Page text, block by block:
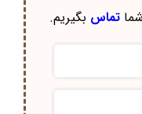
شماتماس بگیریم.